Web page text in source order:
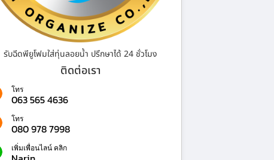
รับฉีดพียูโฟมใส่ทุ่นลอยน้ำ ปรึกษาได้ 24 ชั่วโมง
ติดต่อเรา
โทร
063 565 4636
โทร
080 978 7998
เพิ่มเพื่อนไลน์ คลิก